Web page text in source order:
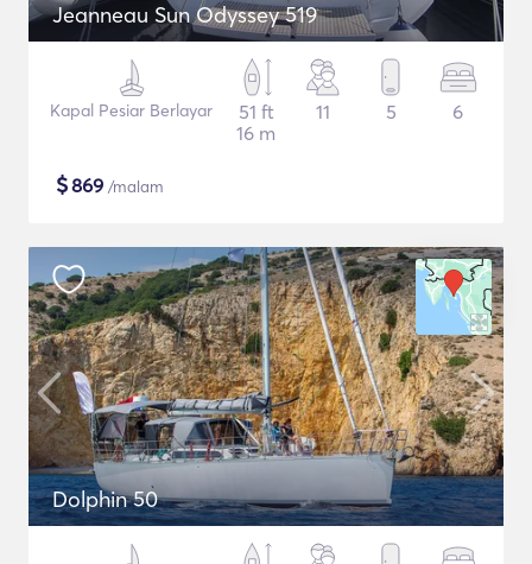
Jeanneau Sun Odyssey 519
Kapal Pesiar Berlayar
51 ft
16 m
11 5 6
$869 /malam
Dolphin 50